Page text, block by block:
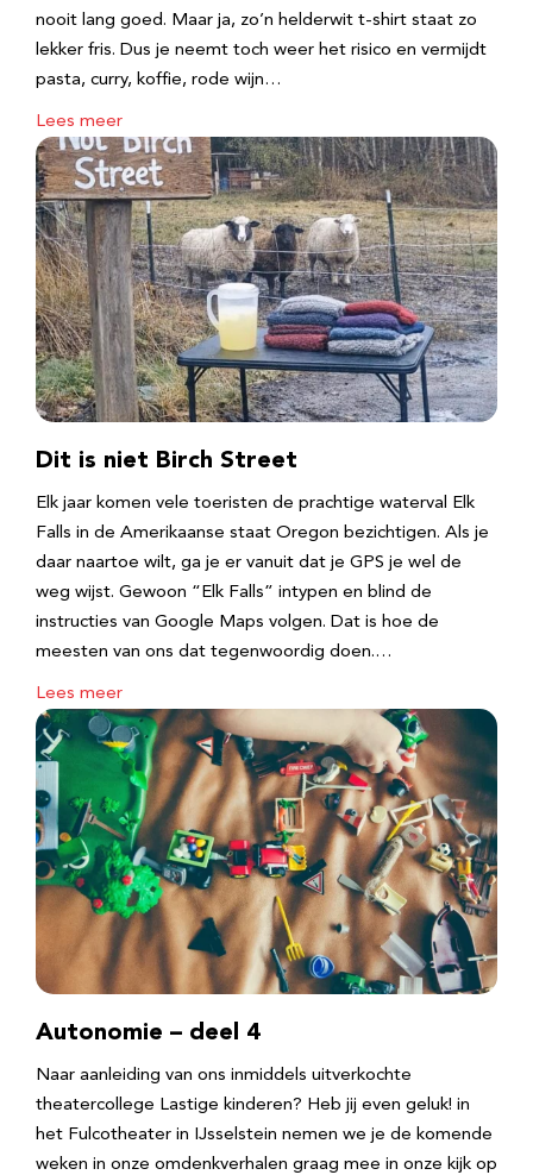
nooit lang goed. Maar ja, zo’n helderwit t-shirt staat zo
lekker fris. Dus je neemt toch weer het risico en vermijdt
pasta, curry, koffie, rode wijn…
Lees meer
Dit is niet Birch Street
Elk jaar komen vele toeristen de prachtige waterval Elk
Falls in de Amerikaanse staat Oregon bezichtigen. Als je
daar naartoe wilt, ga je er vanuit dat je GPS je wel de
weg wijst. Gewoon “Elk Falls” intypen en blind de
instructies van Google Maps volgen. Dat is hoe de
meesten van ons dat tegenwoordig doen.…
Lees meer
Autonomie – deel 4
Naar aanleiding van ons inmiddels uitverkochte
theatercollege Lastige kinderen? Heb jij even geluk! in
het Fulcotheater in IJsselstein nemen we je de komende
weken in onze omdenkverhalen graag mee in onze kijk op